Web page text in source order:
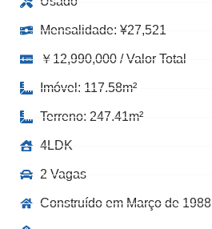
Mensalidade: ¥27,521
￥12,990,000 / Valor Total
Imóvel: 117.58m²
Terreno: 247.41m²
4LDK
2 Vagas
Construído em Março de 1988